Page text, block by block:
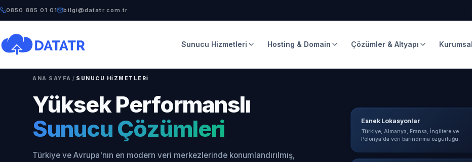
0850 885 01 01 bilgi@datatr.com.tr
Sunucu Hizmetleri Hosting & Domain Çözümler & Altyapı Kurumsal
ANA SAYFA / SUNUCU HIZMETLERI
Yüksek Performanslı
Sunucu Çözümleri
Türkiye ve Avrupa'nın en modern veri merkezlerinde konumlandırılmış,
Esnek Lokasyonlar
Türkiye, Almanya, Fransa, İngiltere ve
Polonya'da veri barındırma özgürlüğü.